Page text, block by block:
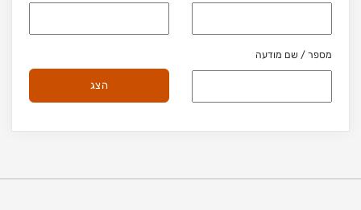
מספר / שם מודעה
הצג